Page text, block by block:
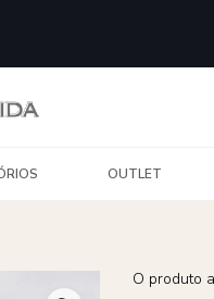
OUTLET
O produto